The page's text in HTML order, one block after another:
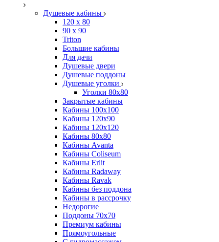
Душевые кабины
120 x 80
90 х 90
Triton
Большие кабины
Для дачи
Душевые двери
Душевые поддоны
Душевые уголки
Уголки 80х80
Закрытые кабины
Кабины 100x100
Кабины 120x90
Кабины 120х120
Кабины 80х80
Кабины Avanta
Кабины Coliseum
Кабины Erlit
Кабины Radaway
Кабины Ravak
Кабины без поддона
Кабины в рассрочку
Недорогие
Поддоны 70x70
Премиум кабины
Прямоугольные